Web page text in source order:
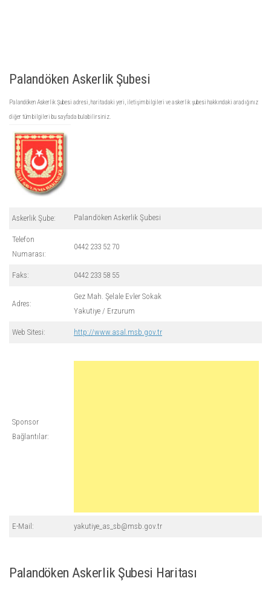
Palandöken Askerlik Şubesi
Palandöken Askerlik Şubesi adresi, haritadaki yeri, iletişim bilgileri ve askerlik şubesi hakkındaki aradığınız
diğer tüm bilgileri bu sayfada bulabilirsiniz.
Askerlik Şube: Palandöken Askerlik Şubesi
Telefon
Numarası:
0442 233 52 70
Faks: 0442 233 58 55
Adres:
Gez Mah. Şelale Evler Sokak
Yakutiye / Erzurum
Web Sitesi: http://www.asal.msb.gov.tr
Sponsor
Bağlantılar:
E-Mail: yakutiye_as_sb@msb.gov.tr
Palandöken Askerlik Şubesi Haritası